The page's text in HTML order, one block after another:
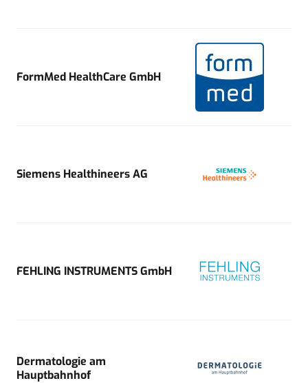
FormMed HealthCare GmbH
Siemens Healthineers AG
FEHLING INSTRUMENTS GmbH
Dermatologie am
Hauptbahnhof